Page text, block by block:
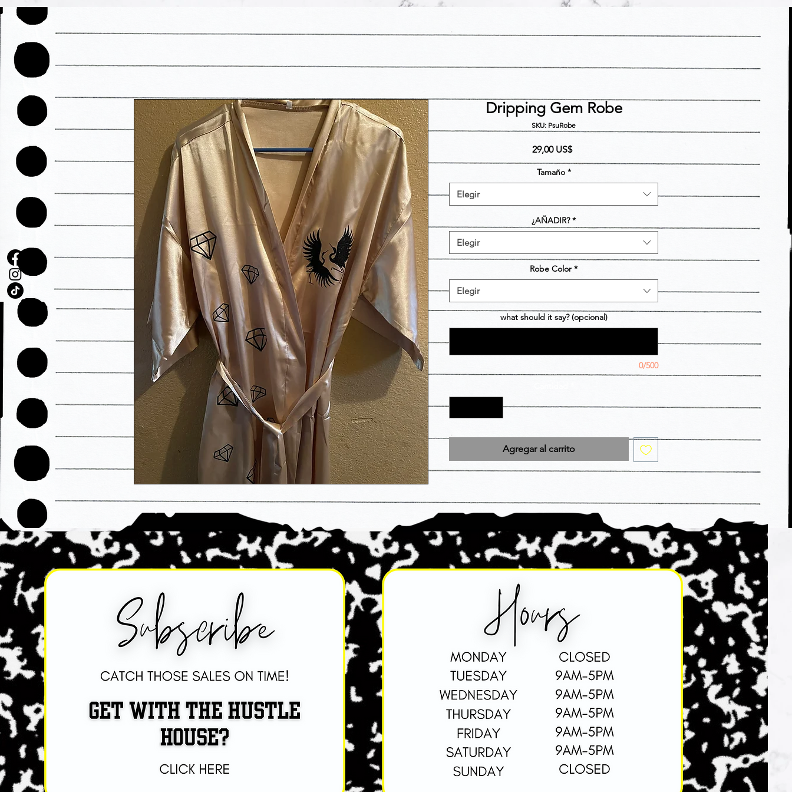
Dripping Gem Robe
SKU: PsuRobe
29,00 US$Precio
Tamaño *
Elegir
¿AÑADIR? *
Elegir
Robe Color *
Elegir
what should it say? (opcional)
0/500
Agregar al carrito